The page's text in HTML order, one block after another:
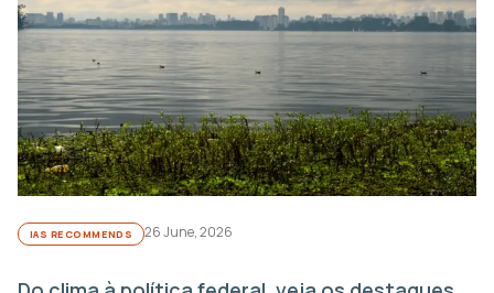
IAS RECOMMENDS 26 June, 2026